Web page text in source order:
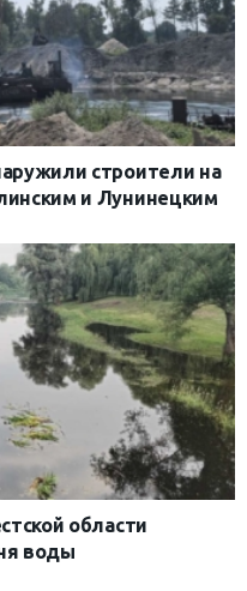
строители на
и Лунинецким
области
воды